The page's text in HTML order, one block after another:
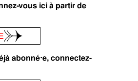
vous ici à partir de
abonné⋅e, connectez-